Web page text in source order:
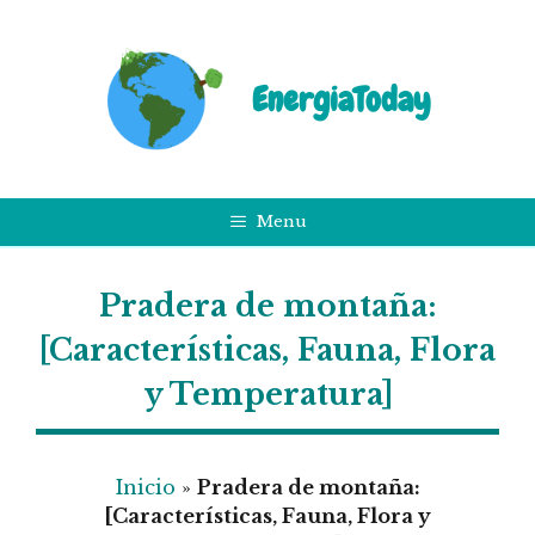
EnergiaToday
Menu
Pradera de montaña:
[Características, Fauna, Flora
y Temperatura]
Inicio » Pradera de montaña:
[Características, Fauna, Flora y